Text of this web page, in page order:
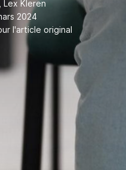
Lex Kleren
2024
l'article original